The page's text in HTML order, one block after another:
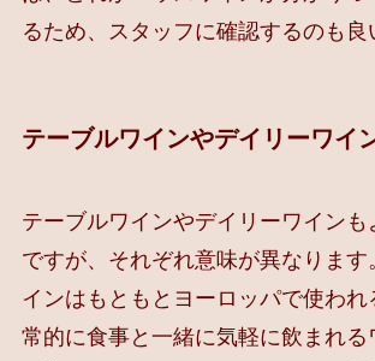
るため、スタッフに確認するのも良
テーブルワインやデイリーワイ
テーブルワインやデイリーワインも
ですが、それぞれ意味が異なります
インはもともとヨーロッパで使われ
常的に食事と一緒に気軽に飲まれる